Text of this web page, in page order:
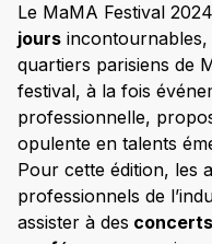
Le MaMA Festival
jours incontournables,
quartiers parisiens de
festival, à la fois
professionnelle,
opulente en talents
Pour cette édition, les
professionnels de
assister à des concerts